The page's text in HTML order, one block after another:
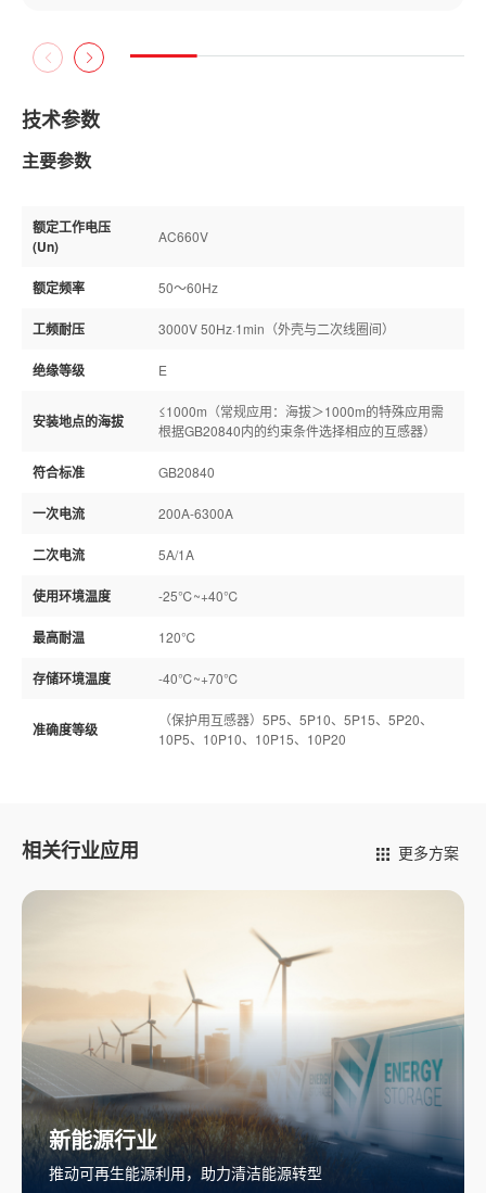
技术参数
主要参数
额定工作电压
(Un)
AC660V
额定频率 50～60Hz
工频耐压 3000V 50Hz·1min（外壳与二次线圈间）
绝缘等级 E
安装地点的海拔
≤1000m（常规应用：海拔＞1000m的特殊应用需
根据GB20840内的约束条件选择相应的互感器）
符合标准 GB20840
一次电流 200A-6300A
二次电流 5A/1A
使用环境温度 -25℃~+40℃
最高耐温 120℃
存储环境温度 -40℃~+70℃
准确度等级
（保护用互感器）5P5、5P10、5P15、5P20、
10P5、10P10、10P15、10P20
相关行业应用 更多方案
能源转型
数据中心行业
保障设备稳定运行